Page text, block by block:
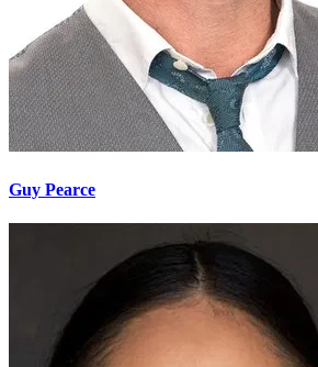
Guy Pearce